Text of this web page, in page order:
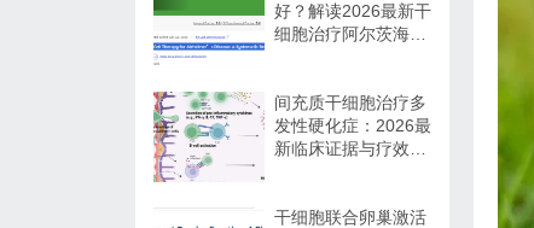
好？解读2026最新干
细胞治疗阿尔茨海默
间充质干细胞治疗多
发性硬化症：2026最
新临床证据与疗效争
干细胞联合卵巢激活